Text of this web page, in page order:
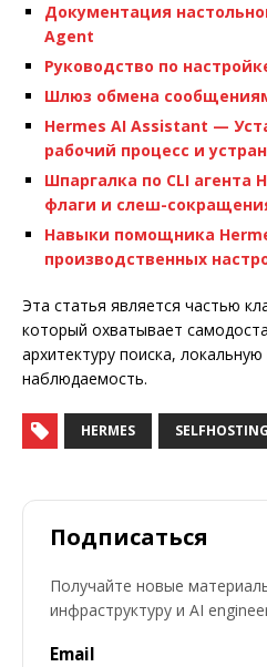
Документация
Agent
Руководство по
Шлюз обмена
Hermes AI Assistant —
рабочий процесс и
Шпаргалка по CLI
флаги и слеш-
Навыки помощника
производственных
Эта статья является частью
который охватывает
архитектуру поиска,
наблюдаемость.
HERMES SELFHOSTING
Подписаться
Получайте новые
инфраструктуру и AI
Email